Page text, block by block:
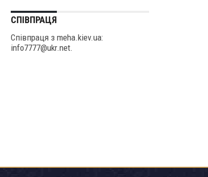
СПІВПРАЦЯ
Співпраця з meha.kiev.ua:
info7777@ukr.net.